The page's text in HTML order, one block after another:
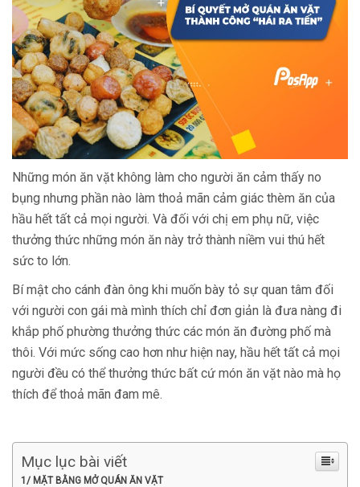
Những món ăn vặt không làm cho người ăn cảm thấy no
bụng nhưng phần nào làm thoả mãn cảm giác thèm ăn của
hầu hết tất cả mọi người. Và đối với chị em phụ nữ, việc
thưởng thức những món ăn này trở thành niềm vui thú hết
sức to lớn.
Bí mật cho cánh đàn ông khi muốn bày tỏ sự quan tâm đối
với người con gái mà mình thích chỉ đơn giản là đưa nàng đi
khắp phố phường thưởng thức các món ăn đường phố mà
thôi. Với mức sống cao hơn như hiện nay, hầu hết tất cả mọi
người đều có thể thưởng thức bất cứ món ăn vặt nào mà họ
thích để thoả mãn đam mê.
Mục lục bài viết
1/ MẶT BẰNG MỞ QUÁN ĂN VẶT